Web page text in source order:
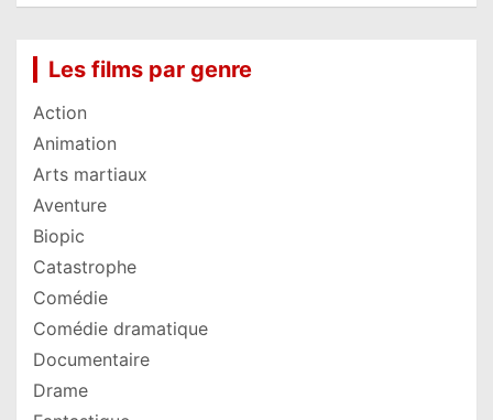
Les films par genre
Action
Animation
Arts martiaux
Aventure
Biopic
Catastrophe
Comédie
Comédie dramatique
Documentaire
Drame